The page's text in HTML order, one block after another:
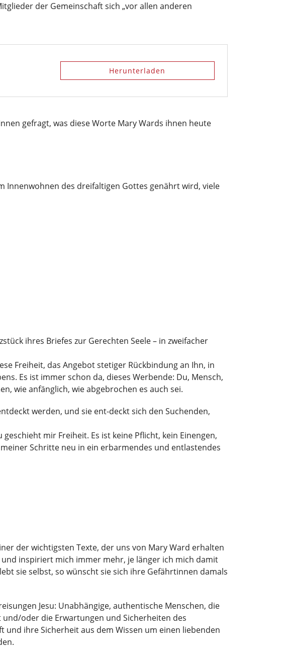
der Gemeinschaft sich „vor allen anderen
Herunterladen
gefragt, was diese Worte Mary Wards ihnen heute
Innenwohnen des dreifaltigen Gottes genährt wird, viele
ihres Briefes zur Gerechten Seele – in zweifacher
Freiheit, das Angebot stetiger Rückbindung an Ihn, in
Es ist immer schon da, dieses Werbende: Du, Mensch,
wie anfänglich, wie abgebrochen es auch sei.
werden, und sie ent-deckt sich den Suchenden,
mir Freiheit. Es ist keine Pflicht, kein Einengen,
Schritte neu in ein erbarmendes und entlastendes
der wichtigsten Texte, der uns von Mary Ward erhalten
inspiriert mich immer mehr, je länger ich mich damit
sie selbst, so wünscht sie sich ihre Gefährtinnen damals
Jesu: Unabhängige, authentische Menschen, die
oder die Erwartungen und Sicherheiten des
ihre Sicherheit aus dem Wissen um einen liebenden